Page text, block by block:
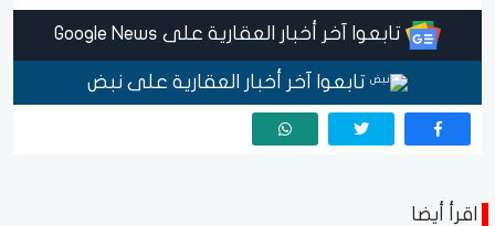
تابعوا آخر أخبار العقارية على Google News
تابعوا آخر أخبار العقارية على نبض
اقرأ أيضا